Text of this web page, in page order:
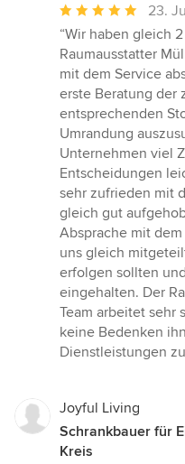
Durchschnittliche
Bewertung:
5
von
5
Sternen
23.
“Wir haben gleich
Raumausstatter
mit dem Service
erste Beratung der
entsprechenden
Umrandung
Unternehmen viel
Entscheidungen
sehr zufrieden mit
gleich gut
Absprache mit
uns gleich
erfolgen sollten
eingehalten. Der
Team arbeitet sehr
keine Bedenken
Dienstleistungen
Joyful Living
Schrankbauer für
Kreis